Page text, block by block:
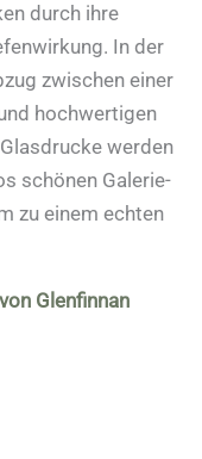
durch ihre
In der
zwischen einer
hochwertigen
werden
schönen Galerie-
zu einem echten
Glenfinnan